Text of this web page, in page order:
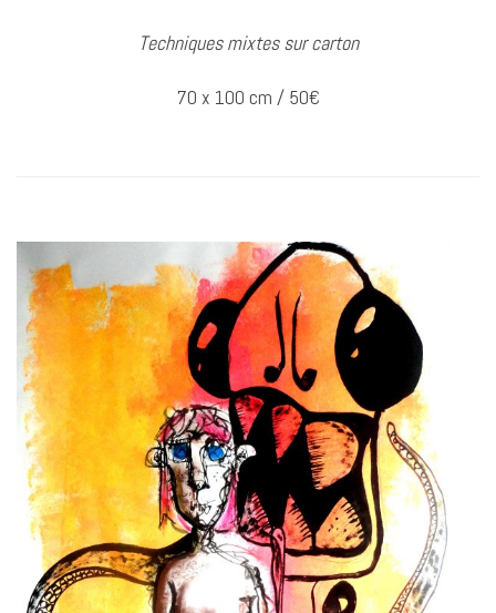
Techniques mixtes sur carton
70 x 100 cm / 50€